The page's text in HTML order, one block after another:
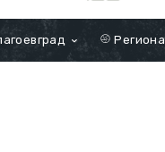
Региона